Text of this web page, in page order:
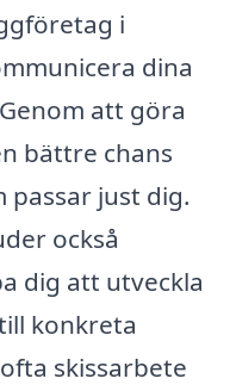
i
dina
att göra
bättre chans
passar just dig.
också
dig att utveckla
konkreta
skissarbete